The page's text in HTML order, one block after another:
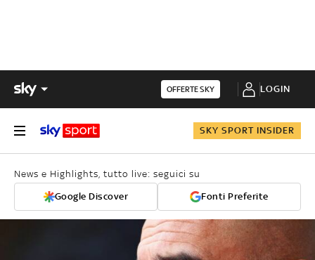
OFFERTE SKY LOGIN
SKY SPORT INSIDER
News e Highlights, tutto live: seguici su
Google Discover Fonti Preferite